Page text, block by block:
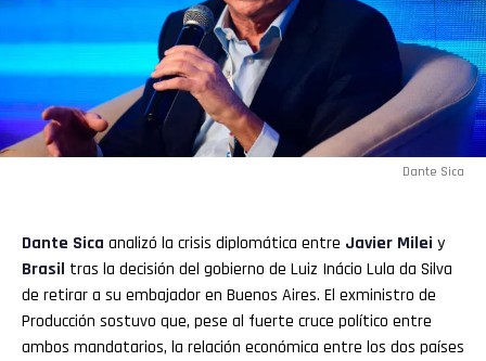
Dante Sica
Dante Sica analizó la crisis diplomática entre Javier Milei y
Brasil tras la decisión del gobierno de Luiz Inácio Lula da Silva
de retirar a su embajador en Buenos Aires. El exministro de
Producción sostuvo que, pese al fuerte cruce político entre
ambos mandatarios, la relación económica entre los dos países